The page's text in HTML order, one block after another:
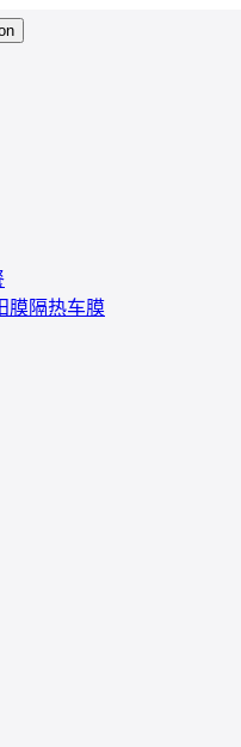
膜隔热车膜